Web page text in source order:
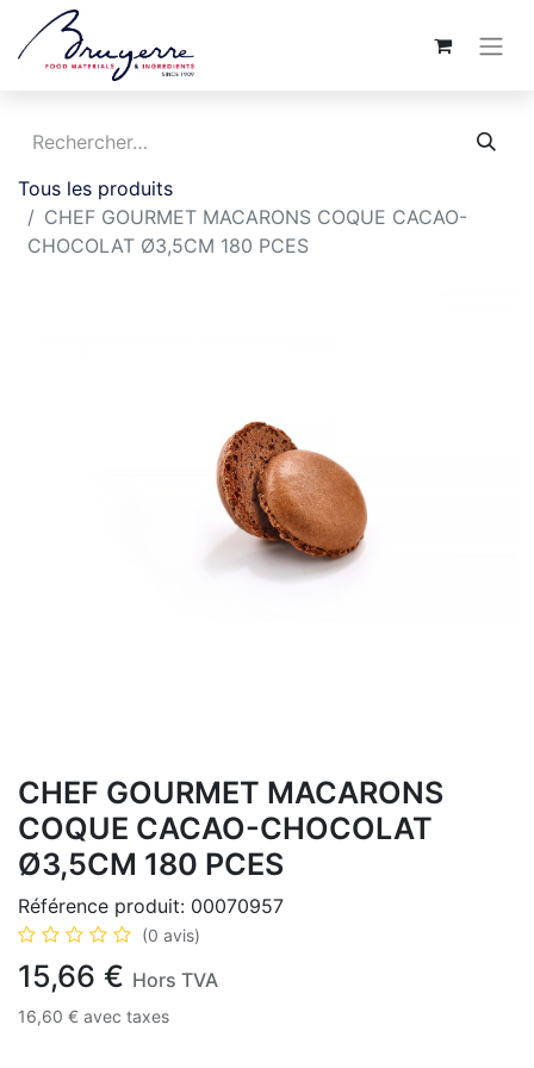
Tous les produits
CHEF GOURMET MACARONS COQUE CACAO-
CHOCOLAT Ø3,5CM 180 PCES
CHEF GOURMET MACARONS
COQUE CACAO-CHOCOLAT
Ø3,5CM 180 PCES
Référence produit: 00070957
(0 avis)
15,66 € Hors TVA
16,60 € avec taxes